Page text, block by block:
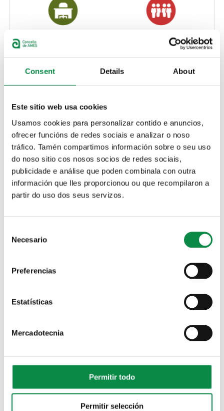
Consent Details About
Este sitio web usa cookies
Usamos cookies para personalizar contido e anuncios,
ofrecer funcións de redes sociais e analizar o noso
tráfico. Tamén compartimos información sobre o seu uso
do noso sitio cos nosos socios de redes sociais,
publicidade e análise que poden combinala con outra
información que lles proporcionou ou que recompilaron a
partir do uso dos seus servizos.
Selection
Necesario
Preferencias
Estatísticas
Mercadotecnia
Permitir todo
Permitir selección
Persoal Municipal
Ofertas de emprego público
Bolsas de traballo Convenios e pactos laborais
Formación Representación do personal
Axenda
Data